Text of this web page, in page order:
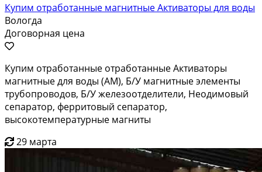
Купим отработанные магнитные Активаторы для воды
Вологда
Договорная цена
Купим отработанные отработанные Активаторы
магнитные для воды (АМ), Б/У магнитные элементы
трубопроводов, Б/У железоотделители, Неодимовый
сепаратор, ферритовый сепаратор,
высокотемпературные магниты
29 марта